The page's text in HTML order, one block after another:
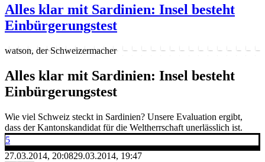
Alles klar mit Sardinien: Insel besteht
Einbürgerungstest
watson, der Schweizermacher
Alles klar mit Sardinien: Insel besteht
Einbürgerungstest
Wie viel Schweiz steckt in Sardinien? Unsere Evaluation ergibt,
dass der Kantonskandidat für die Weltherrschaft unerlässlich ist.
5
27.03.2014, 20:0829.03.2014, 19:47